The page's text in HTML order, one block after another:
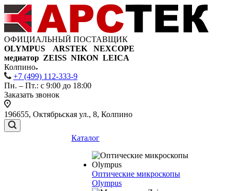
ОФИЦИАЛЬНЫЙ ПОСТАВЩИК
OLYMPUS ARSTEK NEXCOPE
медиатор ZEISS NIKON LEICA
Колпино
+7 (499) 112-333-9
Пн. – Пт.: с 9:00 до 18:00
Заказать звонок
196655, Октябрьская ул., 8, Колпино
Каталог
Оптические микроскопы
Olympus